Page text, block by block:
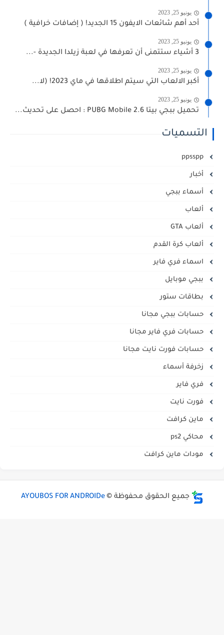
يونيو 25, 2023
أحد أهم شائعات الايفون 15 الجديد! ( إضافات خرافية )
يونيو 25, 2023
يونيو 25, 2023
أكبر الالعاب التي سيتم اطلاقها في ماي 2023! (لا...
يونيو 25, 2023
تحميل ببجي بيتا PUBG Mobile 2.6 : احصل على تحديث...
التسميات
ppsspp
أخبار
أسماء ببجي
ألعاب
ألعاب GTA
ألعاب كرة القدم
اسماء فري فاير
ببجي موبايل
بطاقات ستور
حسابات ببجي مجانا
حسابات فري فاير مجانا
حسابات فورت نايت مجانا
زخرفة أسماء
فري فاير
فورت نايت
ماين كرافت
محاكي ps2
مودات ماين كرافت
جميع الحقوق محفوظة © AYOUBOS FOR ANDROIDe